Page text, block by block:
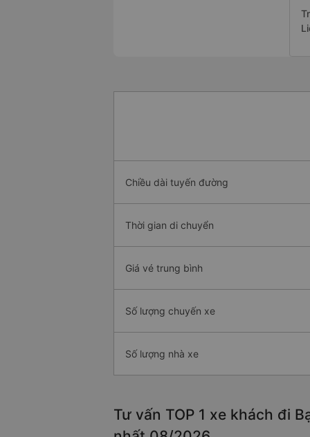
Chiều dài tuyến đường
Thời gian di chuyển
Giá vé trung bình
Số lượng chuyến xe
Số lượng nhà xe
Tư vấn TOP 1 xe khách đi